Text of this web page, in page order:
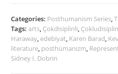
Categories: Posthumanism Series,
Tags:arts, Çokdisiplinli,
Haraway, edebiyat, Karen Barad,
literature, posthümanizm,
Sidney I. Dobrin